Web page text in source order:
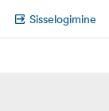
Sisselogimine